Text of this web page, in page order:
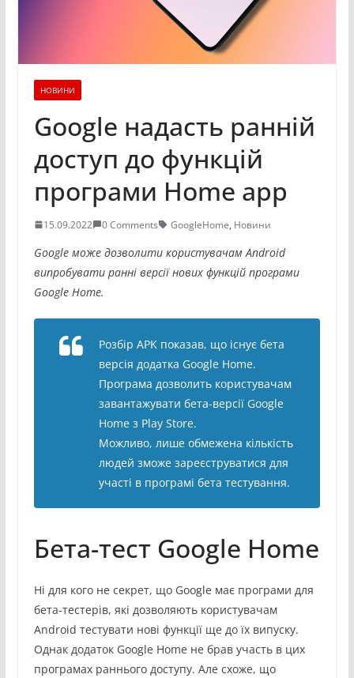
НОВИНИ
Google надасть ранній
доступ до функцій
програми Home app
15.09.2022 0 Comments GoogleHome, Новини
Google може дозволити користувачам Android
випробувати ранні версії нових функцій програми
Google Home.
Розбір APK показав, що існує бета
версія додатка Google Home.
Програма дозволить користувачам
завантажувати бета-версії Google
Home з Play Store.
Можливо, лише обмежена кількість
людей зможе зареєструватися для
участі в програмі бета тестування.
Бета-тест Google Home
Ні для кого не секрет, що Google має програми для
бета-тестерів, які дозволяють користувачам
Android тестувати нові функції ще до їх випуску.
Однак додаток Google Home не брав участь в цих
програмах раннього доступу. Але схоже, що